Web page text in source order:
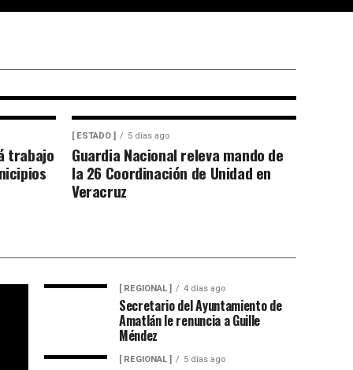
trabajo
[ ESTADO ] 5 días ago
Guardia Nacional releva mando de
la 26 Coordinación de Unidad en
Veracruz
[ REGIONAL ] 4 días ago
Secretario del Ayuntamiento de
Amatlán le renuncia a Guille
Méndez
[ REGIONAL ] 5 días ago